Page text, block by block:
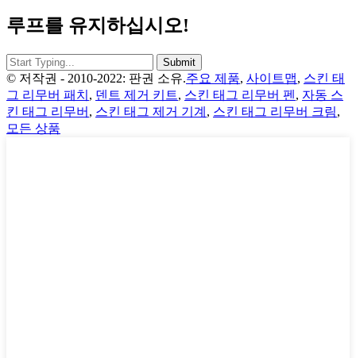
루프를 유지하십시오!
© 저작권 - 2010-2022: 판권 소유.주요 제품, 사이트맵, 스킨 태
그 리무버 패치 , 덴트 제거 키트, 스킨 태그 리무버 펜 , 자동 스
킨 태그 리무버 , 스킨 태그 제거 기계 , 스킨 태그 리무버 크림,
모든 상품